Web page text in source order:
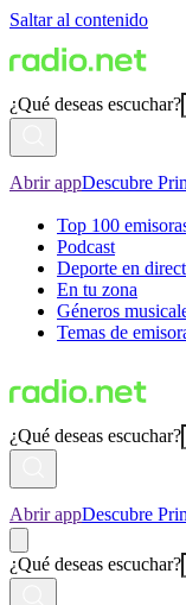
Saltar al contenido
¿Qué deseas escuchar?
Abrir appDescubre
Top 100
Podcast
Deporte en
En tu zona
Géneros
Temas de
¿Qué deseas escuchar?
Abrir appDescubre
¿Qué deseas escuchar?